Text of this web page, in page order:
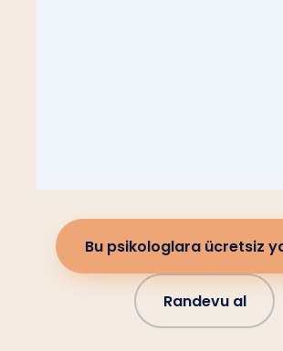
Bu psikologlara ücretsiz
Randevu al